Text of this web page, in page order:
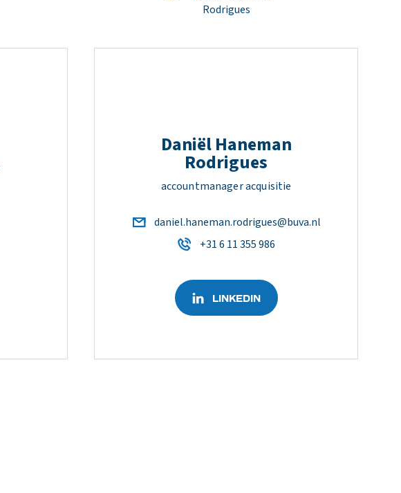
Daniël Haneman
Rodrigues
accountmanager acquisitie
daniel.haneman.rodrigues@buva.nl
+31 6 11 355 986
LINKEDIN